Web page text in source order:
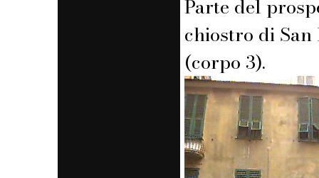
Parte del
chiostro di San
(corpo 3).